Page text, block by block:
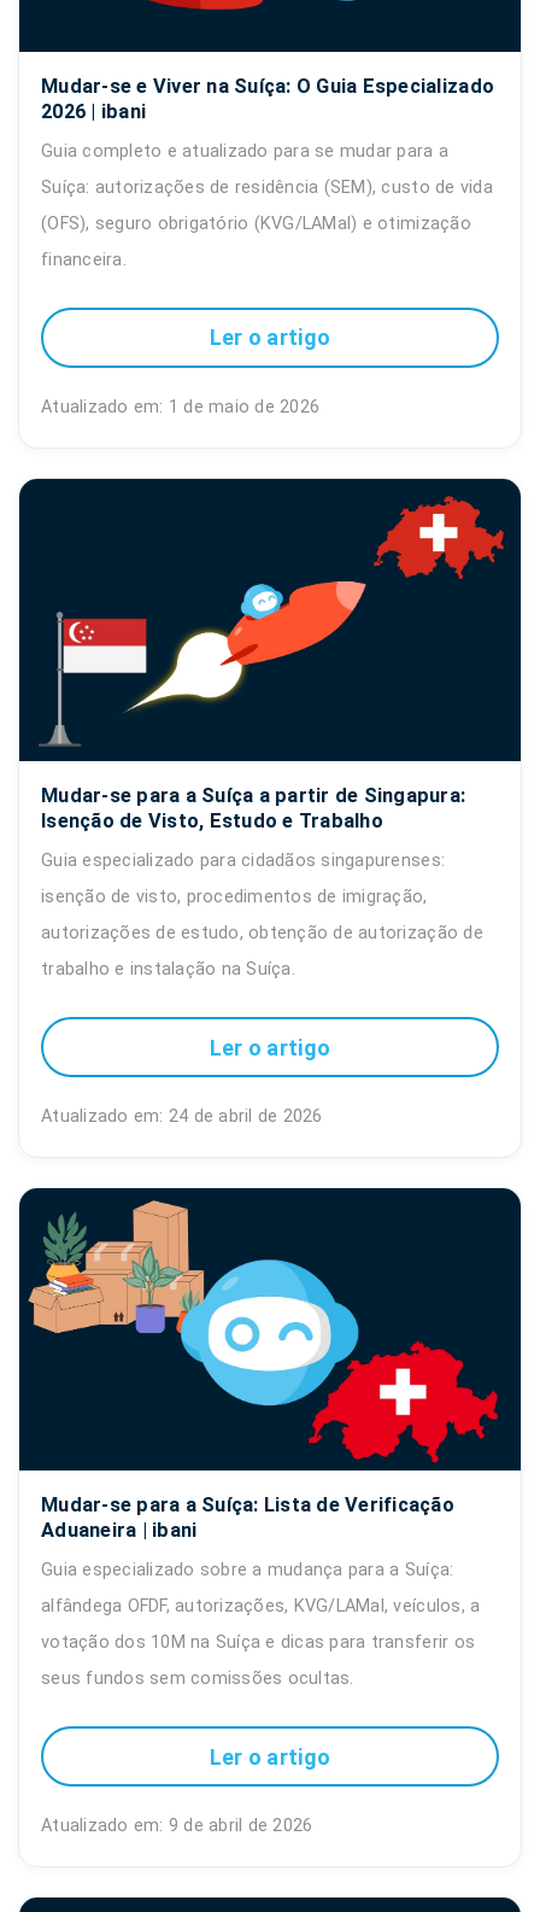
Mudar-se e Viver na Suíça: O Guia Especializado
2026 | ibani
Guia completo e atualizado para se mudar para a
Suíça: autorizações de residência (SEM), custo de vida
(OFS), seguro obrigatório (KVG/LAMal) e otimização
financeira.
Ler o artigo
Atualizado em: 1 de maio de 2026
Mudar-se para a Suíça a partir de Singapura:
Isenção de Visto, Estudo e Trabalho
Guia especializado para cidadãos singapurenses:
isenção de visto, procedimentos de imigração,
autorizações de estudo, obtenção de autorização de
trabalho e instalação na Suíça.
Ler o artigo
Atualizado em: 24 de abril de 2026
Mudar-se para a Suíça: Lista de Verificação
Aduaneira | ibani
Guia especializado sobre a mudança para a Suíça:
alfândega OFDF, autorizações, KVG/LAMal, veículos, a
votação dos 10M na Suíça e dicas para transferir os
seus fundos sem comissões ocultas.
Ler o artigo
Atualizado em: 9 de abril de 2026